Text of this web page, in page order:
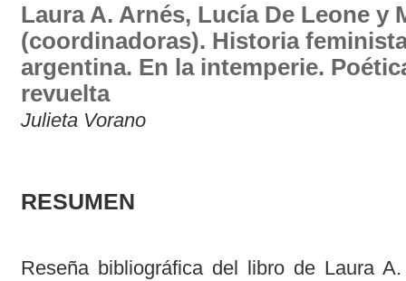
Laura A. Arnés, Lucía De Leone y
(coordinadoras). Historia
argentina. En la intemperie.
revuelta
Julieta Vorano
RESUMEN
Reseña bibliográfica del libro de Laura